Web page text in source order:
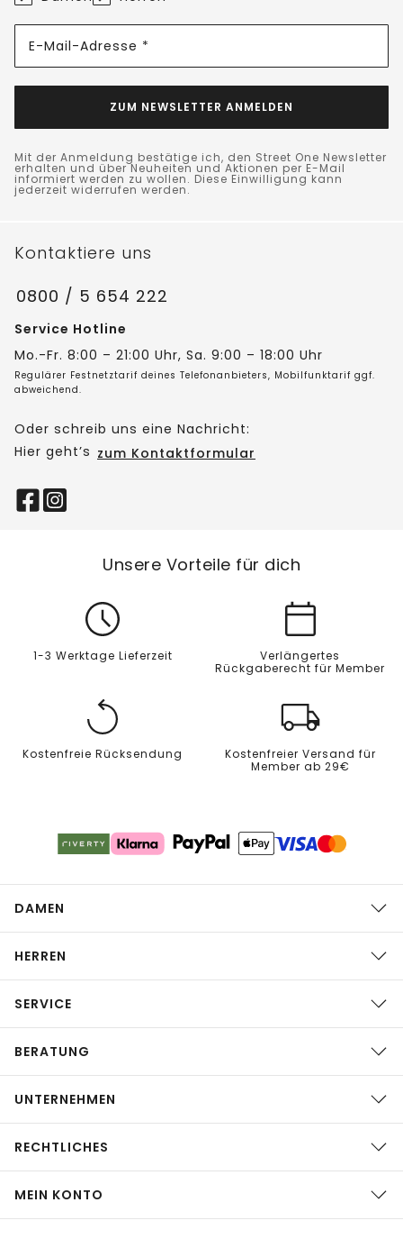
E-Mail-Adresse *
ZUM NEWSLETTER ANMELDEN
Mit der Anmeldung bestätige ich, den Street One Newsletter
erhalten und über Neuheiten und Aktionen per E-Mail
informiert werden zu wollen. Diese Einwilligung kann
jederzeit widerrufen werden.
Kontaktiere uns
0800 / 5 654 222
Service Hotline
Mo.-Fr. 8:00 – 21:00 Uhr, Sa. 9:00 – 18:00 Uhr
Regulärer Festnetztarif deines Telefonanbieters, Mobilfunktarif ggf.
abweichend.
Oder schreib uns eine Nachricht:
Hier geht’s zum Kontaktformular
Unsere Vorteile für dich
1-3 Werktage Lieferzeit
Verlängertes
Rückgaberecht für Member
Kostenfreie Rücksendung
Kostenfreier Versand für
Member ab 29€
DAMEN
HERREN
SERVICE
BERATUNG
UNTERNEHMEN
RECHTLICHES
MEIN KONTO